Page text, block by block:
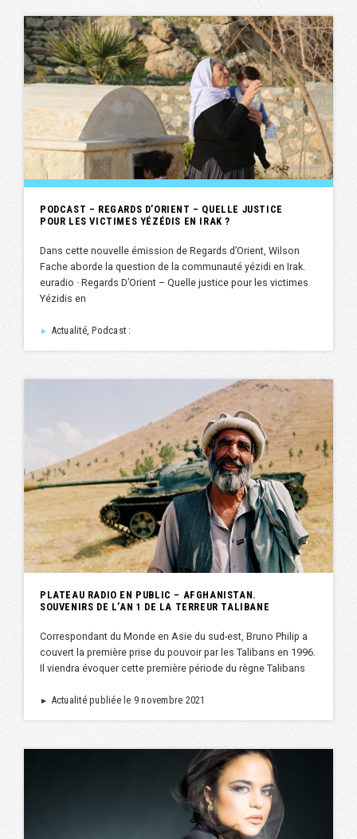
PODCAST – REGARDS D’ORIENT – QUELLE JUSTICE
POUR LES VICTIMES YÉZÉDIS EN IRAK ?
Dans cette nouvelle émission de Regards d’Orient, Wilson
Fache aborde la question de la communauté yézidi en Irak.
euradio · Regards D’Orient – Quelle justice pour les victimes
Yézidis en
► Actualité, Podcast :
PLATEAU RADIO EN PUBLIC – AFGHANISTAN.
SOUVENIRS DE L’AN 1 DE LA TERREUR TALIBANE
Correspondant du Monde en Asie du sud-est, Bruno Philip a
couvert la première prise du pouvoir par les Talibans en 1996.
Il viendra évoquer cette première période du règne Talibans
► Actualité publiée le 9 novembre 2021